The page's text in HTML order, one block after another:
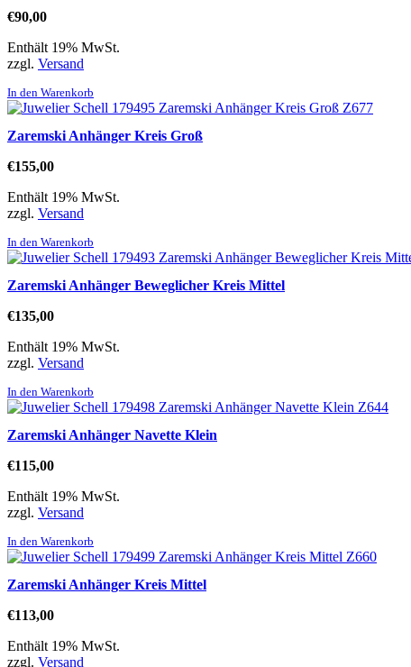
€90,00
Enthält 19% MwSt.
zzgl. Versand
In den Warenkorb
Zaremski Anhänger Kreis Groß
€155,00
Enthält 19% MwSt.
zzgl. Versand
In den Warenkorb
Zaremski Anhänger Beweglicher Kreis Mittel
€135,00
Enthält 19% MwSt.
zzgl. Versand
In den Warenkorb
Zaremski Anhänger Navette Klein
€115,00
Enthält 19% MwSt.
zzgl. Versand
In den Warenkorb
Zaremski Anhänger Kreis Mittel
€113,00
Enthält 19% MwSt.
zzgl. Versand